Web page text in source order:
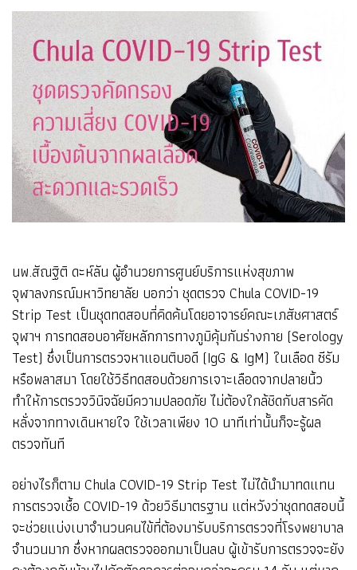
นพ.สัณฐิติ ดะห์ลัน ผู้อำนวยการศูนย์บริการแห่งสุขภาพ
จุฬาลงกรณ์มหาวิทยาลัย บอกว่า ชุดตรวจ Chula COVID-19
Strip Test เป็นชุดทดสอบที่คิดค้นโดยอาจารย์คณะเภสัชศาสตร์
จุฬาฯ การทดสอบอาศัยหลักการทางภูมิคุ้มกันร่างกาย (Serology
Test) ซึ่งเป็นการตรวจหาแอนติบอดี (IgG & IgM) ในเลือด ซีรัม
หรือพลาสมา โดยใช้วิธีทดสอบด้วยการเจาะเลือดจากปลายนิ้ว
ทำให้การตรวจวินิจฉัยมีความปลอดภัย ไม่ต้องใกล้ชิดกับสารคัด
หลั่งจากทางเดินหายใจ ใช้เวลาเพียง 10 นาทีเท่านั้นก็จะรู้ผล
ตรวจทันที
อย่างไรก็ตาม Chula COVID-19 Strip Test ไม่ได้นำมาทดแทน
การตรวจเชื้อ COVID-19 ด้วยวิธีมาตรฐาน แต่หวังว่าชุดทดสอบนี้
จะช่วยแบ่งเบาจำนวนคนไข้ที่ต้องมารับบริการตรวจที่โรงพยาบาล
จำนวนมาก ซึ่งหากผลตรวจออกมาเป็นลบ ผู้เข้ารับการตรวจจะยัง